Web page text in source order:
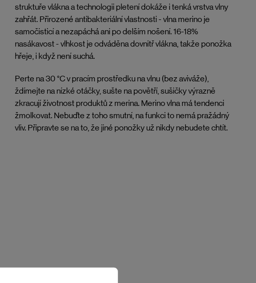
struktuře vlákna a technologii pletení dokáže i tenká vrstva vlny
zahřát. Přirozené antibakteriální vlastnosti - vlna merino je
samočisticí a nezapáchá ani po delším nošení. 16-18%
nasákavost - vlhkost je odváděna dovnitř vlákna, takže ponožka
hřeje, i když není suchá.
Perte na 30 °C v pracím prostředku na vlnu (bez aviváže),
ždímejte na nízké otáčky, sušte na povětří, sušičky výrazně
zkracují životnost produktů z merina. Merino vlna má tendenci
žmolkovat. Nebuďte z toho smutní, na funkci to nemá pražádný
vliv. Připravte se na to, že jiné ponožky už nikdy nebudete chtít.